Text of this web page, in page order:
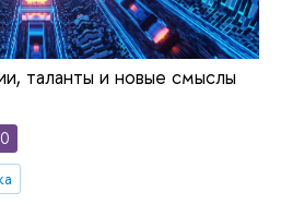
таланты и новые смыслы